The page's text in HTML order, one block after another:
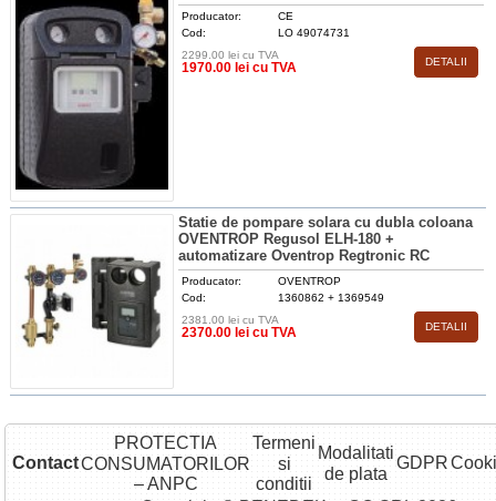
Producator:
CE
Cod:
LO 49074731
2299.00 lei cu TVA
1970.00 lei cu TVA DETALII
Statie de pompare solara cu dubla coloana
OVENTROP Regusol ELH-180 +
automatizare Oventrop Regtronic RC
Producator:
OVENTROP
Cod:
1360862 + 1369549
2381.00 lei cu TVA
2370.00 lei cu TVA DETALII
Contact
PROTECTIA
CONSUMATORILOR
– ANPC
Termeni
si
conditii
Modalitati
de plata
GDPR